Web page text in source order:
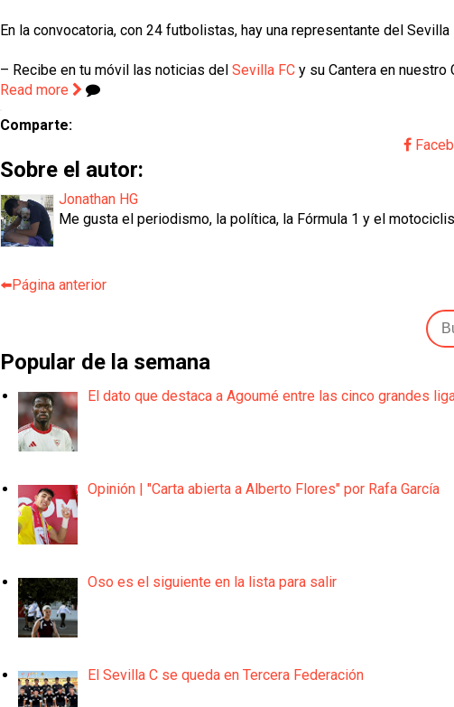
En la convocatoria, con 24 futbolistas, hay una representante del
– Recibe en tu móvil las noticias del Sevilla FC y su Cantera en nuestro
Read more
Comparte:
Sobre el autor:
Jonathan HG
Me gusta el periodismo, la política, la Fórmula 1 y el
⬅️Página anterior
Popular de la semana
El dato que destaca a Agoumé entre las cinco grandes
Opinión | "Carta abierta a Alberto Flores" por Rafa García
Oso es el siguiente en la lista para salir
El Sevilla C se queda en Tercera Federación